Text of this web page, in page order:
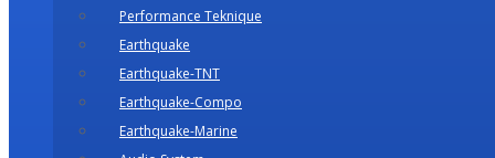
Performance Teknique
Earthquake
Earthquake-TNT
Earthquake-Compo
Earthquake-Marine